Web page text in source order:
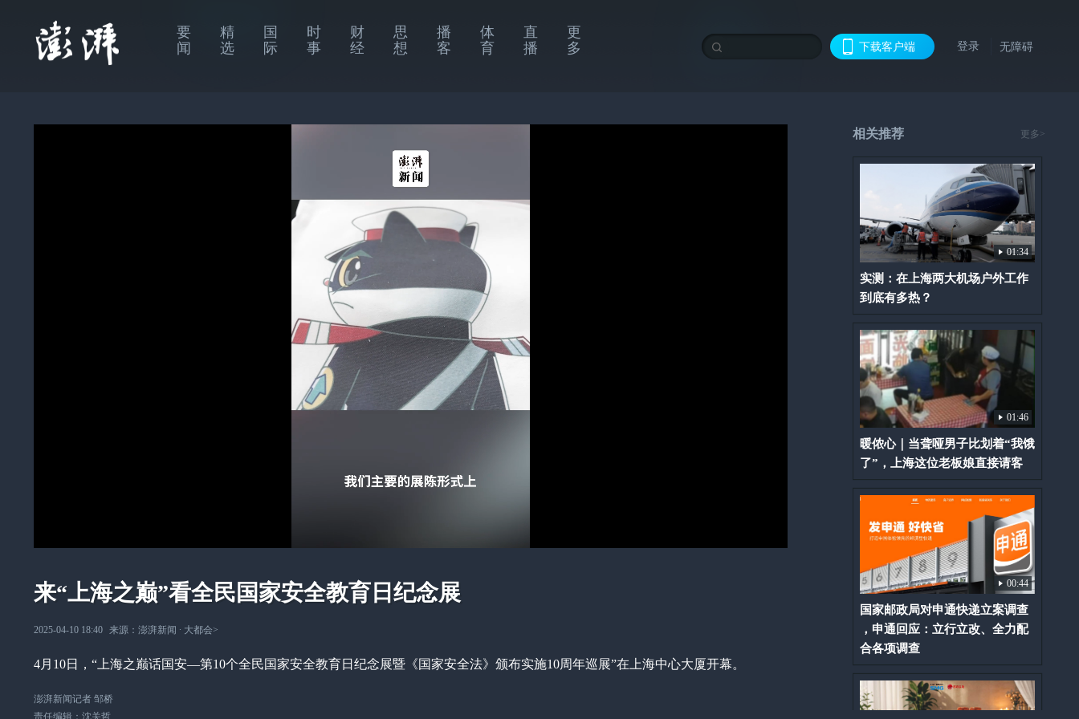
要
闻
精
选
国
际
时
事
财
经
思
想
播
客
体
育
直
播
更
多
下载客户端 登录 无障碍
来“上海之巅”看全民国家安全教育日纪念展
2025-04-10 18:40 来源： 澎湃新闻 ∙ 大都会>
4月10日，“上海之巅话国安—第10个全民国家安全教育日纪念展暨《国家安全法》颁布实施10周年巡展”在上海中心大厦开幕。
澎湃新闻记者 邹桥
责任编辑： 沈关哲
相关推荐 更多>
01:34
实测：在上海两大机场户外工作
到底有多热？
01:46
暖侬心｜当聋哑男子比划着“我饿
了”，上海这位老板娘直接请客
00:44
国家邮政局对申通快递立案调查
，申通回应：立行立改、全力配
合各项调查